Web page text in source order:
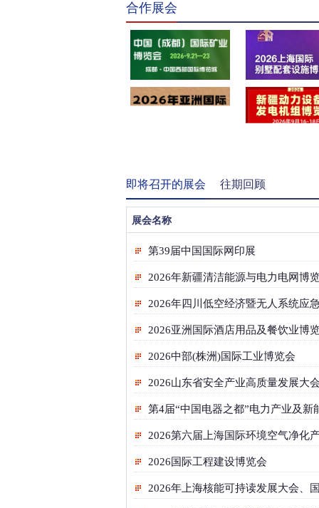
合作展会
即将召开的展会 往期回顾
展会名称
第39届中国国际网印展
2026年新疆清洁能源与电力电网博
2026年四川低空经济暨无人系统应
2026亚洲国际酒店用品及餐饮业博
2026中部(株洲)国际工业博览会
第4届“中国电器之都”电力产业及新
2026第六届上海国际环境空气净化
2026国际工程建设博览会